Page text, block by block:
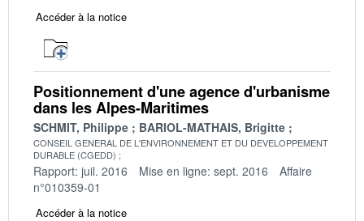
Accéder à la notice
Positionnement d'une agence d'urbanisme
dans les Alpes-Maritimes
SCHMIT, Philippe BARIOL-MATHAIS, Brigitte
CONSEIL GENERAL DE L'ENVIRONNEMENT ET DU DEVELOPPEMENT
DURABLE (CGEDD)
Rapport: juil. 2016 Mise en ligne: sept. 2016
Affaire
n°010359-01
Accéder à la notice